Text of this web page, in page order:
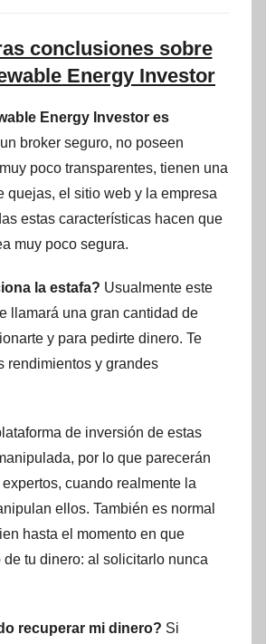
conclusiones sobre
Energy Investor
Energy Investor es
broker seguro, no poseen
poco transparentes, tienen una
quejas, el sitio web y la empresa
estas características hacen que
muy poco segura.
la estafa? Usualmente este
llamará una gran cantidad de
y para pedirte dinero. Te
rendimientos y grandes
de inversión de estas
por lo que parecerán
cuando realmente la
ellos. También es normal
hasta el momento en que
tu dinero: al solicitarlo nunca
recuperar mi dinero? Si